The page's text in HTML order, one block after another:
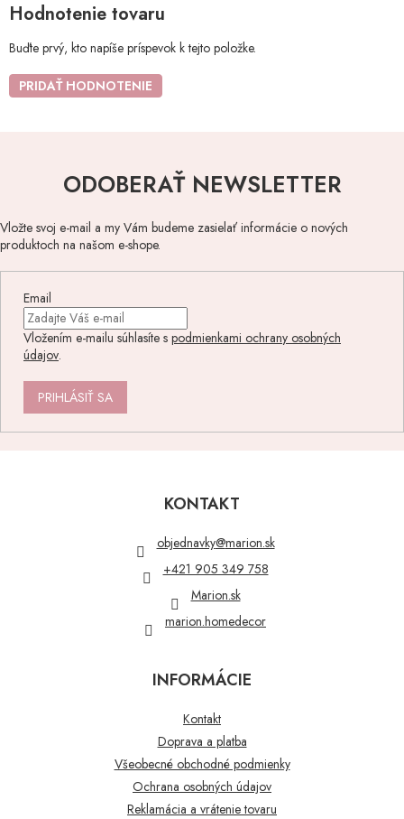
Hodnotenie tovaru
Buďte prvý, kto napíše príspevok k tejto položke.
PRIDAŤ HODNOTENIE
ODOBERAŤ NEWSLETTER
Vložte svoj e-mail a my Vám budeme zasielať informácie o nových
produktoch na našom e-shope.
Email
Vložením e-mailu súhlasíte s podmienkami ochrany osobných
údajov.
PRIHLÁSIŤ SA
KONTAKT
objednavky@marion.sk
+421 905 349 758
Marion.sk
marion.homedecor
INFORMÁCIE
Kontakt
Doprava a platba
Všeobecné obchodné podmienky
Ochrana osobných údajov
Reklamácia a vrátenie tovaru